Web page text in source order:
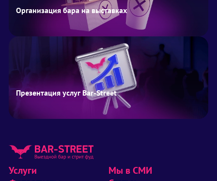
Организация бара на выставках
Презентация услуг Bar-Street
Услуги
Мы в СМИ